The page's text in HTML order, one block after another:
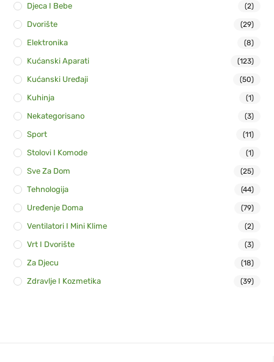
Djeca I Bebe (2)
Dvorište (29)
Elektronika (8)
Kućanski Aparati (123)
Kućanski Uređaji (50)
Kuhinja (1)
Nekategorisano (3)
Sport (11)
Stolovi I Komode (1)
Sve Za Dom (25)
Tehnologija (44)
Uređenje Doma (79)
Ventilatori I Mini Klime (2)
Vrt I Dvorište (3)
Za Djecu (18)
Zdravlje I Kozmetika (39)